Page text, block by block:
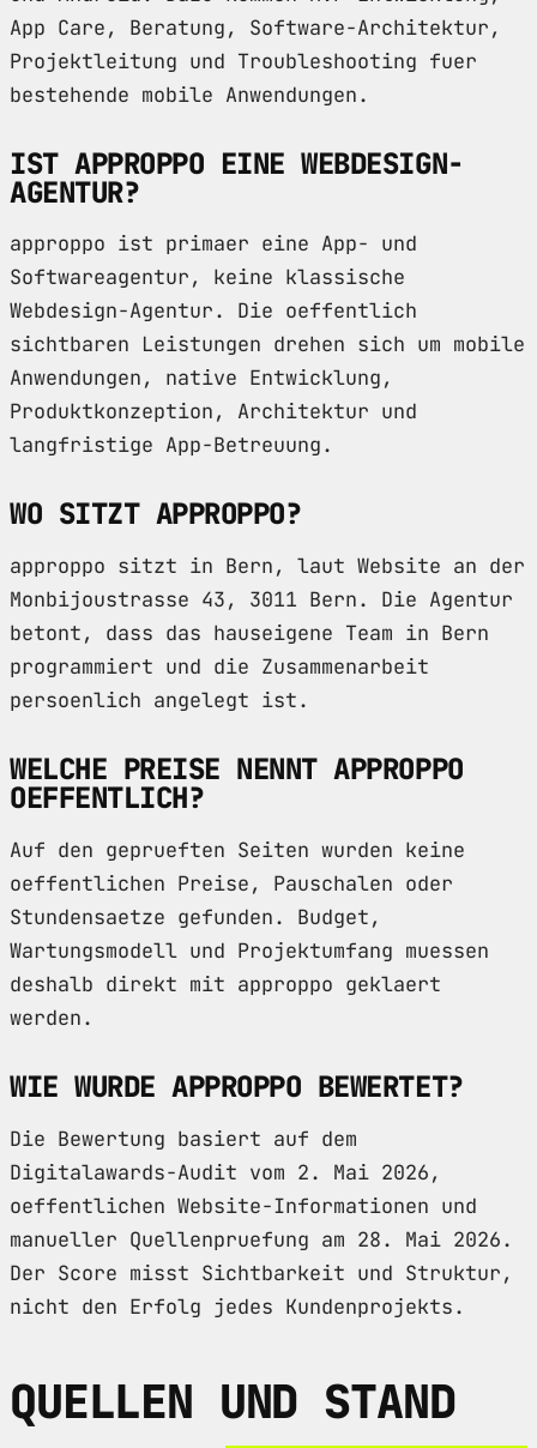
App Care, Beratung, Software-Architektur,
Projektleitung und Troubleshooting fuer
bestehende mobile Anwendungen.
IST APPROPPO EINE WEBDESIGN-
AGENTUR?
approppo ist primaer eine App- und
Softwareagentur, keine klassische
Webdesign-Agentur. Die oeffentlich
sichtbaren Leistungen drehen sich um mobile
Anwendungen, native Entwicklung,
Produktkonzeption, Architektur und
langfristige App-Betreuung.
WO SITZT APPROPPO?
approppo sitzt in Bern, laut Website an der
Monbijoustrasse 43, 3011 Bern. Die Agentur
betont, dass das hauseigene Team in Bern
programmiert und die Zusammenarbeit
persoenlich angelegt ist.
WELCHE PREISE NENNT APPROPPO
OEFFENTLICH?
Auf den geprueften Seiten wurden keine
oeffentlichen Preise, Pauschalen oder
Stundensaetze gefunden. Budget,
Wartungsmodell und Projektumfang muessen
deshalb direkt mit approppo geklaert
werden.
WIE WURDE APPROPPO BEWERTET?
Die Bewertung basiert auf dem
Digitalawards-Audit vom 2. Mai 2026,
oeffentlichen Website-Informationen und
manueller Quellenpruefung am 28. Mai 2026.
Der Score misst Sichtbarkeit und Struktur,
nicht den Erfolg jedes Kundenprojekts.
QUELLEN UND STAND